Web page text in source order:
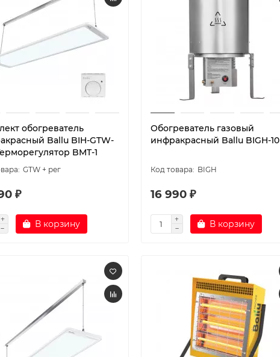
обогреватель
Ballu BIH-GTW-
BMT-1
GTW + рег
₽
В корзину
Обогреватель газовый
инфракрасный Ballu BIGH-10
BIGH
16 990 ₽
В корзину